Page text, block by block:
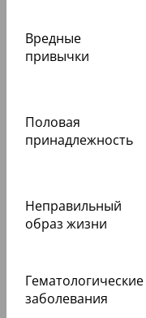
Вредные
привычки
Половая
принадлежность
Неправильный
образ жизни
Гематологические
заболевания